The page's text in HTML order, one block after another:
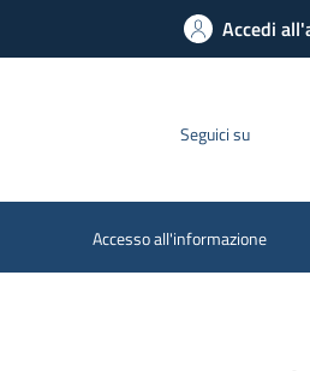
Accedi
Seguici su
Accesso all'informazione